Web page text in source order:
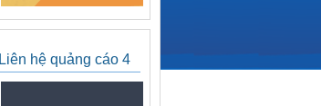
Liên hệ quảng cáo 4